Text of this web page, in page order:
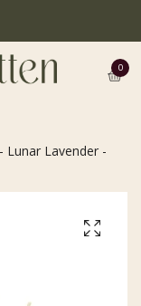
0
Lunar Lavender -